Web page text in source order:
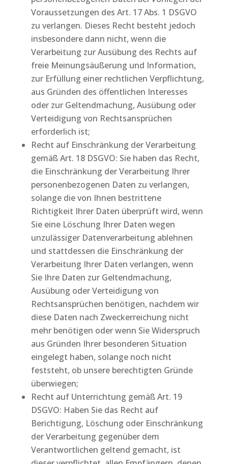
Voraussetzungen des Art. 17 Abs. 1 DSGVO
zu verlangen. Dieses Recht besteht jedoch
insbesondere dann nicht, wenn die
Verarbeitung zur Ausübung des Rechts auf
freie Meinungsäußerung und Information,
zur Erfüllung einer rechtlichen Verpflichtung,
aus Gründen des öffentlichen Interesses
oder zur Geltendmachung, Ausübung oder
Verteidigung von Rechtsansprüchen
erforderlich ist;
Recht auf Einschränkung der Verarbeitung
gemäß Art. 18 DSGVO: Sie haben das Recht,
die Einschränkung der Verarbeitung Ihrer
personenbezogenen Daten zu verlangen,
solange die von Ihnen bestrittene
Richtigkeit Ihrer Daten überprüft wird, wenn
Sie eine Löschung Ihrer Daten wegen
unzulässiger Datenverarbeitung ablehnen
und stattdessen die Einschränkung der
Verarbeitung Ihrer Daten verlangen, wenn
Sie Ihre Daten zur Geltendmachung,
Ausübung oder Verteidigung von
Rechtsansprüchen benötigen, nachdem wir
diese Daten nach Zweckerreichung nicht
mehr benötigen oder wenn Sie Widerspruch
aus Gründen Ihrer besonderen Situation
eingelegt haben, solange noch nicht
feststeht, ob unsere berechtigten Gründe
überwiegen;
Recht auf Unterrichtung gemäß Art. 19
DSGVO: Haben Sie das Recht auf
Berichtigung, Löschung oder Einschränkung
der Verarbeitung gegenüber dem
Verantwortlichen geltend gemacht, ist